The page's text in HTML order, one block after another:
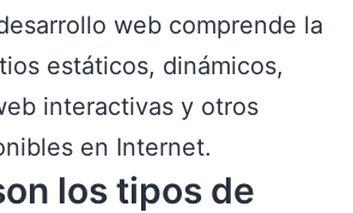
web comprende la
estáticos, dinámicos,
interactivas y otros
en Internet.
los tipos de